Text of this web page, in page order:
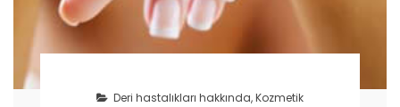
Deri hastalıkları hakkında,Kozmetik